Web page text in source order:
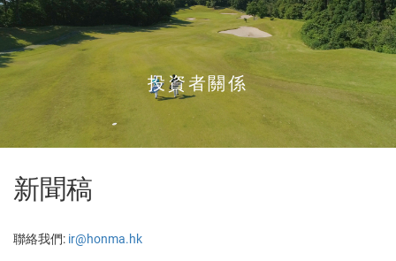
投資者關係
新聞稿
聯絡我們: ir@honma.hk